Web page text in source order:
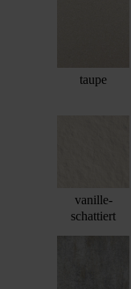
taupe
vanille-
schattiert